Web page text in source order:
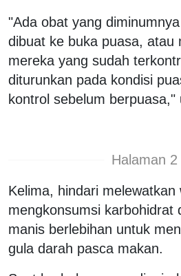
"Ada obat yang
dibuat ke buka puasa, atau
mereka yang sudah
diturunkan pada kondisi
kontrol sebelum berpuasa,"
Halaman
Kelima, hindari
mengkonsumsi karbohidrat
manis berlebihan untuk
gula darah pasca makan.